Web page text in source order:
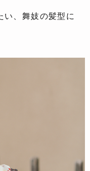
い、舞妓の髪型に